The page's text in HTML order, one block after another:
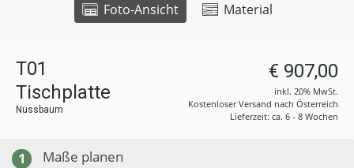
Foto-Ansicht Material
T01
Tischplatte
Nussbaum
€ 907,00
inkl. 20% MwSt.
Kostenloser Versand nach Österreich
Lieferzeit: ca. 6 - 8 Wochen
1 Maße planen